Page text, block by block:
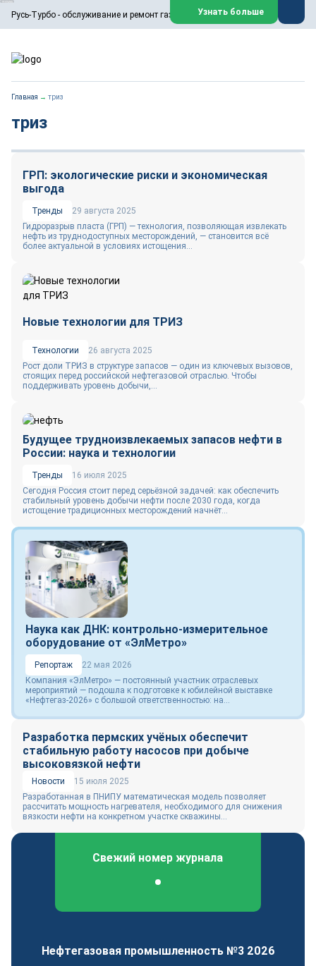
Русь-Турбо - обслуживание и ремонт газовых паровых турбин
ООО «Русь-Турбо» занимается сервисом газовых и паровых
турбин, комплексным ремонтом, восстановлением,
техническим обслуживанием оборудования ТЭС,
работают на нефтегазовых, нефтехимических,
металлургических и других предприятиях.
Реклама. ООО «Русь-Турбо», ИНН 7802588950
Узнать больше
Главная → триз
триз
ГРП: экологические риски и экономическая
выгода
Тренды
29 августа 2025
Гидроразрыв пласта (ГРП) — технология, позволяющая извлекать
нефть из труднодоступных месторождений, — становится всё
более актуальной в условиях истощения...
Новые технологии для ТРИЗ
Технологии
26 августа 2025
Рост доли ТРИЗ в структуре запасов ― один из ключевых вызовов,
стоящих перед российской нефтегазовой отраслью. Чтобы
поддерживать уровень добычи,...
Будущее трудноизвлекаемых запасов нефти в
России: наука и технологии
Тренды
16 июля 2025
Сегодня Россия стоит перед серьёзной задачей: как обеспечить
стабильный уровень добычи нефти после 2030 года, когда
истощение традиционных месторождений начнёт...
Наука как ДНК: контрольно-измерительное
оборудование от «ЭлМетро»
Репортаж
22 мая 2026
Компания «ЭлМетро» — постоянный участник отраслевых
мероприятий — подошла к подготовке к юбилейной выставке
«Нефтегаз-2026» с большой ответственностью: на...
Разработка пермских учёных обеспечит
стабильную работу насосов при добыче
высоковязкой нефти
Новости
15 июля 2025
Разработанная в ПНИПУ математическая модель позволяет
рассчитать мощность нагревателя, необходимого для снижения
вязкости нефти на конкретном участке скважины...
Свежий номер журнала
Нефтегазовая промышленность №3 2026